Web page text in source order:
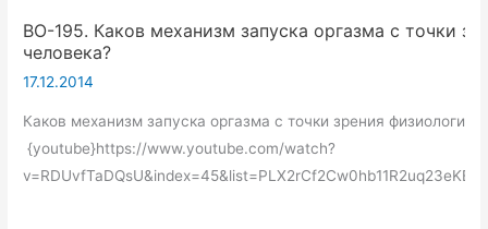
ВО-195. Каков механизм запуска оргазма с точки
человека?
17.12.2014
Каков механизм запуска оргазма с точки зрения физиологии
{youtube}https://www.youtube.com/watch?